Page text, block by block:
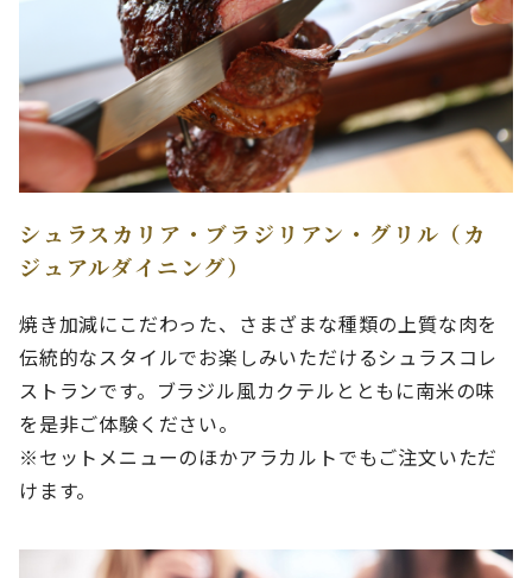
シュラスカリア・ブラジリアン・グリル（カ
ジュアルダイニング）
焼き加減にこだわった、さまざまな種類の上質な肉を
伝統的なスタイルでお楽しみいただけるシュラスコレ
ストランです。ブラジル風カクテルとともに南米の味
を是非ご体験ください。
※セットメニューのほかアラカルトでもご注文いただ
けます。